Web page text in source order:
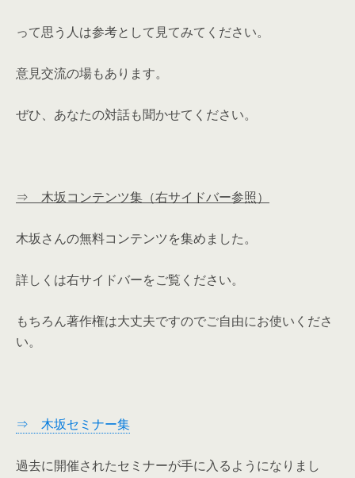
って思う人は参考として見てみてください。
意見交流の場もあります。
ぜひ、あなたの対話も聞かせてください。
⇒ 木坂コンテンツ集（右サイドバー参照）
木坂さんの無料コンテンツを集めました。
詳しくは右サイドバーをご覧ください。
もちろん著作権は大丈夫ですのでご自由にお使いくださ
い。
⇒ 木坂セミナー集
過去に開催されたセミナーが手に入るようになりまし